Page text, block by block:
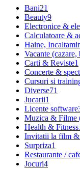
Bani21
Beauty9
Electronice &
Calculatoare &
Haine,
Vacante
Carti & Reviste1
Concerte &
Cursuri si
Diverse71
Jucarii1
Licente software
Muzica &
Health & Fitness
Invitatii la film &
Surpriza1
Restaurante /
Jocuri4